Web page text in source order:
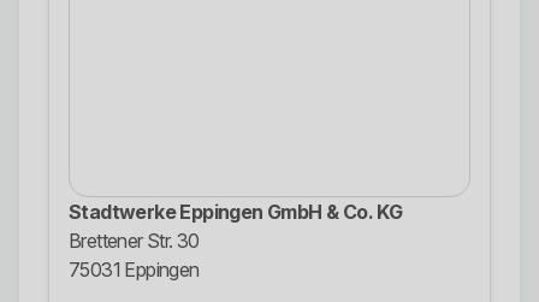
Stadtwerke Eppingen GmbH & Co. KG
Brettener Str. 30
75031 Eppingen